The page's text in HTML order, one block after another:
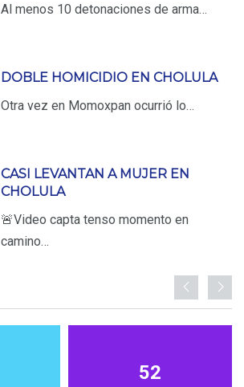
Al menos 10 detonaciones de arma…
DOBLE HOMICIDIO EN CHOLULA
Otra vez en Momoxpan ocurrió lo…
CASI LEVANTAN A MUJER EN
CHOLULA
🚨Video capta tenso momento en
camino…
52